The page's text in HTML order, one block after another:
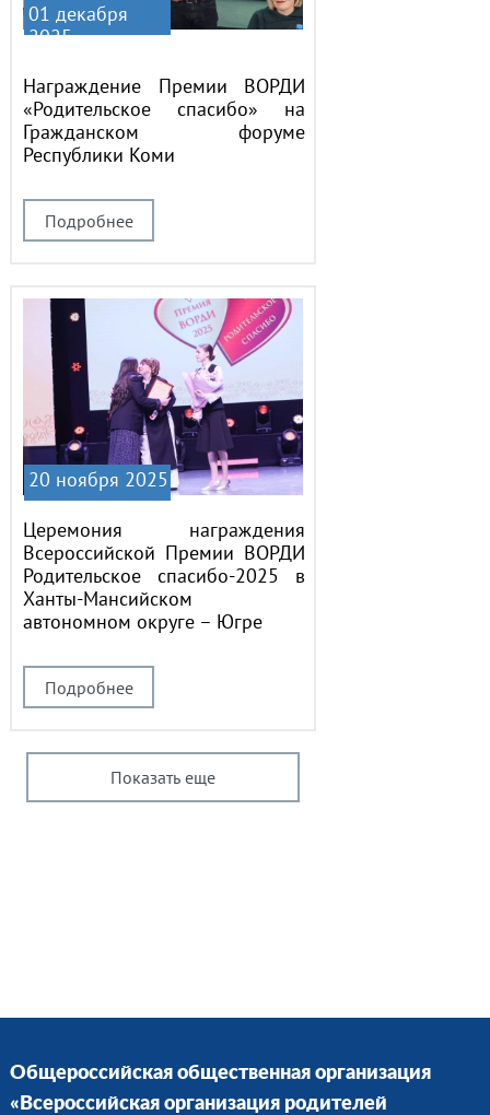
Подробнее
Награждение Премии ВОРДИ
«Родительское спасибо» на
Гражданском форуме
Республики Коми
01 декабря
2025
Подробнее
Церемония награждения
Всероссийской Премии ВОРДИ
Родительское спасибо-2025 в
Ханты-Мансийском
автономном округе – Югре
20 ноября 2025
Показать еще
Общероссийская общественная организация
«Всероссийская организация родителей